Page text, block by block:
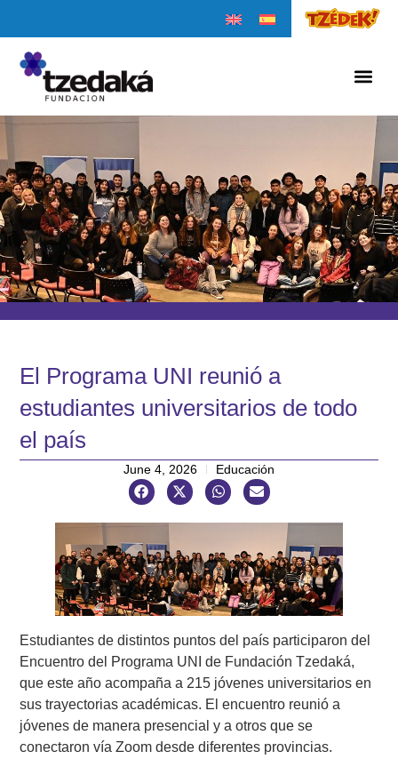
El Programa UNI reunió a
estudiantes universitarios de todo
el país
June 4, 2026 Educación
Estudiantes de distintos puntos del país participaron del
Encuentro del Programa UNI de Fundación Tzedaká,
que este año acompaña a 215 jóvenes universitarios en
sus trayectorias académicas. El encuentro reunió a
jóvenes de manera presencial y a otros que se
conectaron vía Zoom desde diferentes provincias.